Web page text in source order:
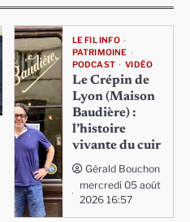
LE FIL INFO
PATRIMOINE
PODCAST
VIDÉO
Le Crépin de
Lyon (Maison
Baudière) :
l’histoire
vivante du cuir
Gérald Bouchon
mercredi 05 août
2026 16:57